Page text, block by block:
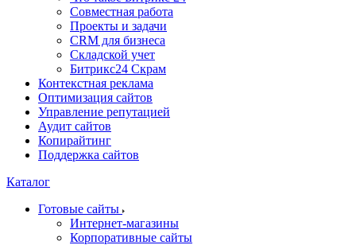
Совместная работа
Проекты и задачи
СRМ для бизнеса
Складской учет
Битрикс24 Скрам
Контекстная реклама
Оптимизация сайтов
Управление репутацией
Аудит сайтов
Копирайтинг
Поддержка сайтов
Каталог
Готовые сайты
Интернет-магазины
Корпоративные сайты